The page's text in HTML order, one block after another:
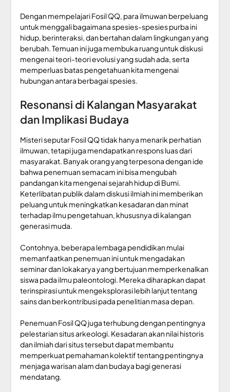
Dengan mempelajari Fosil QQ, para ilmuwan berpeluang
untuk menggali bagaimana spesies-spesies purba ini
hidup, berinteraksi, dan bertahan dalam lingkungan yang
berubah. Temuan ini juga membuka ruang untuk diskusi
mengenai teori-teori evolusi yang sudah ada, serta
memperluas batas pengetahuan kita mengenai
hubungan antara berbagai spesies.
Resonansi di Kalangan Masyarakat
dan Implikasi Budaya
Misteri seputar Fosil QQ tidak hanya menarik perhatian
ilmuwan, tetapi juga mendapatkan respons luas dari
masyarakat. Banyak orang yang terpesona dengan ide
bahwa penemuan semacam ini bisa mengubah
pandangan kita mengenai sejarah hidup di Bumi.
Keterlibatan publik dalam diskusi ilmiah ini memberikan
peluang untuk meningkatkan kesadaran dan minat
terhadap ilmu pengetahuan, khususnya di kalangan
generasi muda.
Contohnya, beberapa lembaga pendidikan mulai
memanfaatkan penemuan ini untuk mengadakan
seminar dan lokakarya yang bertujuan memperkenalkan
siswa pada ilmu paleontologi. Mereka diharapkan dapat
terinspirasi untuk mengeksplorasi lebih lanjut tentang
sains dan berkontribusi pada penelitian masa depan.
Penemuan Fosil QQ juga terhubung dengan pentingnya
pelestarian situs arkeologi. Kesadaran akan nilai historis
dan ilmiah dari situs tersebut dapat membantu
memperkuat pemahaman kolektif tentang pentingnya
menjaga warisan alam dan budaya bagi generasi
mendatang.